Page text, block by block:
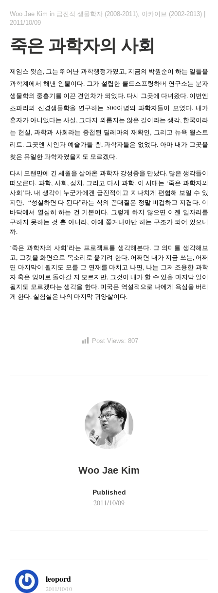
Woo Jae Kim in 급진적 생물학자 (2008-2011), 아카이브 (2002-2013)
2011/10/09
죽은 과학자의 사회
제임스 왓슨, 그는 뛰어난 과학행정가였고, 지금의 박원순이 하는 일들을
과학계에서 해낸 인물이다. 그가 설립한 콜드스프링하버 연구소는 분자
생물학의 중흥기를 이끈 견인차가 되었다. 다시 그곳에 다녀왔다. 이번엔
초파리의 신경생물학을 연구하는 500여명의 과학자들이 모였다. 내가
혼자가 아니었다는 사실, 그다지 외롭지는 않은 길이라는 생각, 한국이라
는 현실, 과학과 사회라는 중첩된 딜레마의 재확인, 그리고 뉴욕 월스트
리트. 그곳엔 시인과 예술가들 뿐, 과학자들은 없었다. 아마 내가 그곳을
찾은 유일한 과학자였을지도 모르겠다.
다시 오랜만에 긴 세월을 살아온 과학자 강성종을 만났다. 많은 생각들이
떠오른다. 과학, 사회, 정치, 그리고 다시 과학. 이 시대는 ‘죽은 과학자의
사회’다. 내 생각이 누군가에겐 급진적이고 지나치게 편협해 보일 수 있
지만, “성실하면 다 된다”라는 식의 꼰대질은 정말 비겁하고 지겹다. 이
바닥에서 열심히 하는 건 기본이다. 그렇게 하지 않으면 이젠 일자리를
구하지 못하는 것 뿐 아니라, 아예 쫓겨나야만 하는 구조가 되어 있으니
까.
‘죽은 과학자의 사회’라는 프로젝트를 생각해본다. 그 의미를 생각해보
고, 그것을 화면으로 목소리로 옮기려 한다. 어쩌면 내가 지금 쓰는, 어쩌
면 마지막이 될지도 모를 그 연재를 마치고 나면, 나는 그저 조용한 과학
자 혹은 잉여로 돌아갈 지 모르지만, 그것이 내가 할 수 있을 마지막 일이
될지도 모르겠다는 생각을 한다. 미국은 역설적으로 나에게 욕심을 버리
게 한다. 실험실은 나의 마지막 귀양살이다.
Post Views: 807
Woo Jae Kim
Published
2011/10/09
leopord
2011/10/10